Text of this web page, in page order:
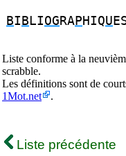
BI B LIOG RAP HIQU
Liste conforme à la
scrabble.
Les définitions sont de
1Mot.net
.
Liste précédente